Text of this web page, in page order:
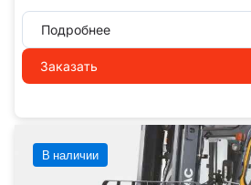
Подробнее
Заказать
В наличии